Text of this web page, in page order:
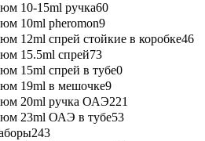
10-15ml ручка60
10ml pheromon9
12ml спрей стойкие в коробке46
15.5ml спрей73
15ml спрей в тубе0
19ml в мешочке9
20ml ручка ОАЭ221
23ml ОАЭ в тубе53
243